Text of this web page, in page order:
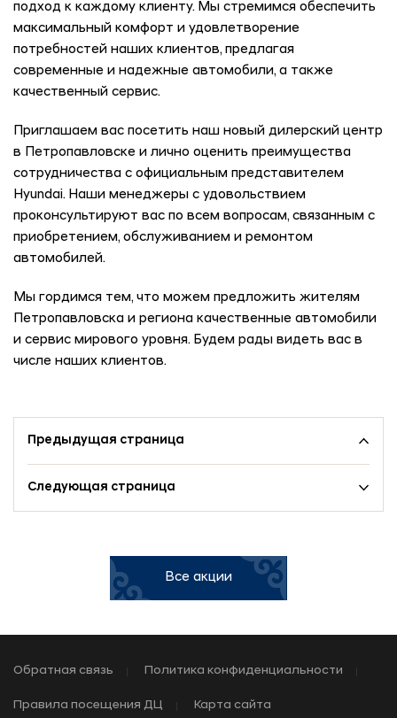
подход к каждому клиенту. Мы стремимся обеспечить
максимальный комфорт и удовлетворение
потребностей наших клиентов, предлагая
современные и надежные автомобили, а также
качественный сервис.
Приглашаем вас посетить наш новый дилерский центр
в Петропавловске и лично оценить преимущества
сотрудничества с официальным представителем
Hyundai. Наши менеджеры с удовольствием
проконсультируют вас по всем вопросам, связанным с
приобретением, обслуживанием и ремонтом
автомобилей.
Мы гордимся тем, что можем предложить жителям
Петропавловска и региона качественные автомобили
и сервис мирового уровня. Будем рады видеть вас в
числе наших клиентов.
Предыдущая страница
Следующая страница
Все акции
Обратная связь Политика конфиденциальности
Правила посещения ДЦ Карта сайта